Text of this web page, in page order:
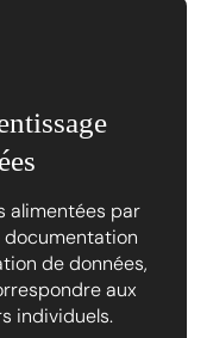
alimentées par
documentation
de données,
aux
individuels.